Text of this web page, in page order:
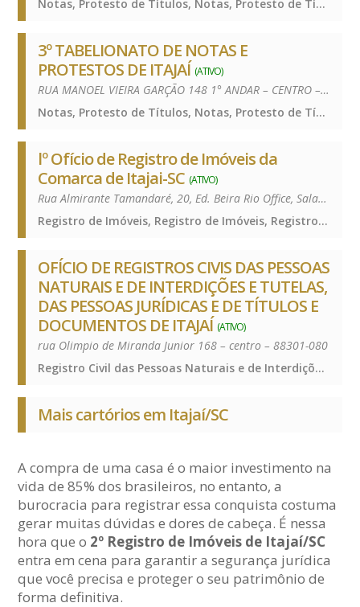
Notas, Protesto de Títulos, Notas, Protesto de Títulos, Notas, Protesto de Títulos
3º TABELIONATO DE NOTAS E
PROTESTOS DE ITAJAÍ (ATIVO)
RUA MANOEL VIEIRA GARÇÃO 148 1° ANDAR – CENTRO – 88301-425
Notas, Protesto de Títulos, Notas, Protesto de Títulos, Notas, Protesto de Títulos
lº Ofício de Registro de Imóveis da
Comarca de Itajai-SC (ATIVO)
Rua Almirante Tamandaré, 20, Ed. Beira Rio Office, Sala 203 – 2º Andar – Centro – 88301-430
Registro de Imóveis, Registro de Imóveis, Registro de Imóveis
OFÍCIO DE REGISTROS CIVIS DAS PESSOAS
NATURAIS E DE INTERDIÇÕES E TUTELAS,
DAS PESSOAS JURÍDICAS E DE TÍTULOS E
DOCUMENTOS DE ITAJAÍ (ATIVO)
rua Olimpio de Miranda Junior 168 – centro – 88301-080
Registro Civil das Pessoas Naturais e de Interdições e Tutelas, Registro de Títulos e Documentos e Civis das Pessoas Jurídicas, Registro Civil das Pessoas Naturais e de Interdições e Tutelas, Registro de Títulos e Documentos e Civis das Pessoas Jurídicas, Registro Civil das Pessoas Naturais e de Interdições e Tutelas, Registro de Títulos e Documentos e Civis das Pessoas Jurídicas
Mais cartórios em Itajaí/SC
A compra de uma casa é o maior investimento na
vida de 85% dos brasileiros, no entanto, a
burocracia para registrar essa conquista costuma
gerar muitas dúvidas e dores de cabeça. É nessa
hora que o 2º Registro de Imóveis de Itajaí/SC
entra em cena para garantir a segurança jurídica
que você precisa e proteger o seu patrimônio de
forma definitiva.